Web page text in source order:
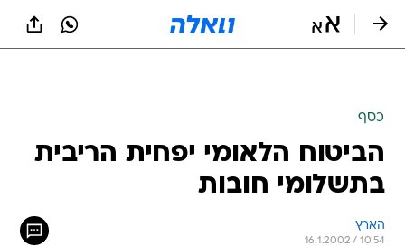
כסף
הביטוח הלאומי יפחית הריבית
בתשלומי חובות
הארץ
16.1.2002 / 10:54